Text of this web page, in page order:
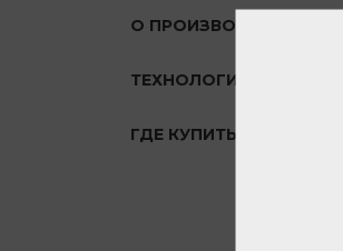
О ПРОИЗВОДИТЕЛЕ
ТЕХНОЛОГИЯ
ГДЕ КУПИТЬ?